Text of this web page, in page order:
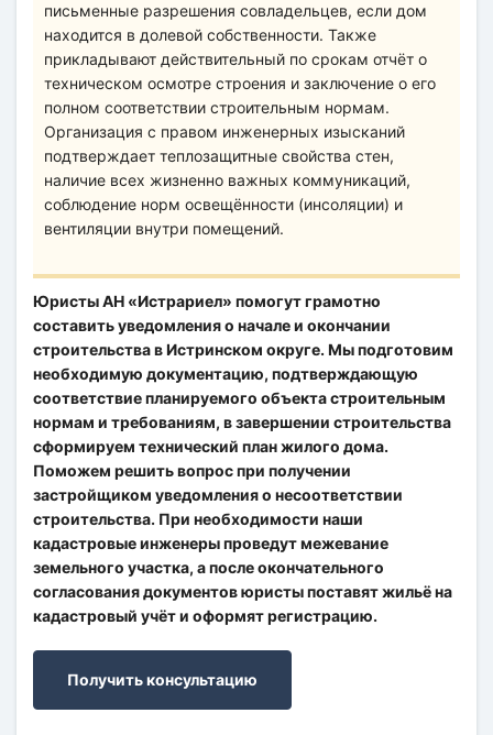
письменные разрешения совладельцев, если дом
находится в долевой собственности. Также
прикладывают действительный по срокам отчёт о
техническом осмотре строения и заключение о его
полном соответствии строительным нормам.
Организация с правом инженерных изысканий
подтверждает теплозащитные свойства стен,
наличие всех жизненно важных коммуникаций,
соблюдение норм освещённости (инсоляции) и
вентиляции внутри помещений.
Юристы АН «Истрариел» помогут грамотно
составить уведомления о начале и окончании
строительства в Истринском округе. Мы подготовим
необходимую документацию, подтверждающую
соответствие планируемого объекта строительным
нормам и требованиям, в завершении строительства
сформируем технический план жилого дома.
Поможем решить вопрос при получении
застройщиком уведомления о несоответствии
строительства. При необходимости наши
кадастровые инженеры проведут межевание
земельного участка, а после окончательного
согласования документов юристы поставят жильё на
кадастровый учёт и оформят регистрацию.
Получить консультацию